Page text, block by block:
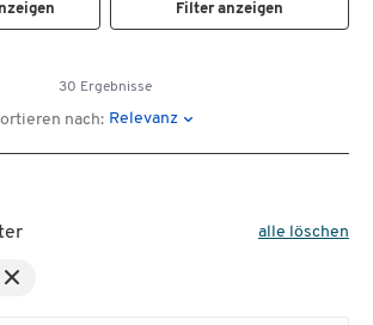
Filter anzeigen
30 Ergebnisse
nach: Relevanz
alle löschen